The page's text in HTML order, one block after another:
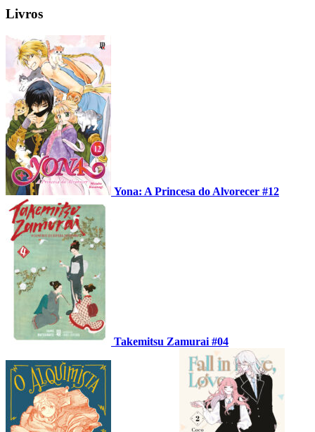
Livros
Yona: A Princesa do Alvorecer #12
Takemitsu Zamurai #04